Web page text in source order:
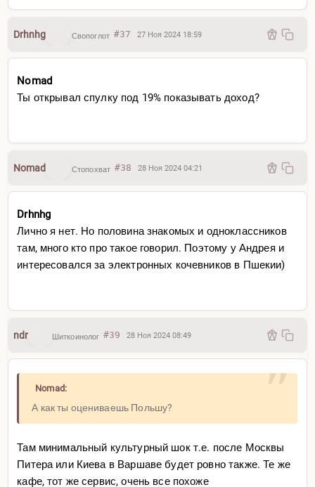
Drhnhg Свопоглот #37 27 Ноя 2024 18:59
Nomad
Ты открывал спулку под 19% показывать доход?
Nomad Стопохват #38 28 Ноя 2024 04:21
Drhnhg
Лично я нет. Но половина знакомых и одноклассников
там, много кто про такое говорил. Поэтому у Андрея и
интересовался за электронных кочевников в Пшекии)
ndr Шиткоинолог #39 28 Ноя 2024 08:49
Nomad:
А как ты оцениваешь Польшу?
Там минимальный культурный шок т.е. после Москвы
Питера или Киева в Варшаве будет ровно также. Те же
кафе, тот же сервис, очень все похоже